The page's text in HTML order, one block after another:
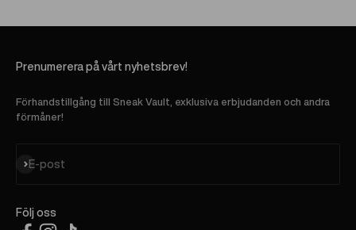
Prenumerera på vårt nyhetsbrev!
Förhandstillgång till Sneak Vault, exklusiva erbjudanden och andra
förmåner!
E-post
Prenumerera
Följ oss